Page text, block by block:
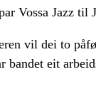
Vossa Jazz til
vil dei to
eit